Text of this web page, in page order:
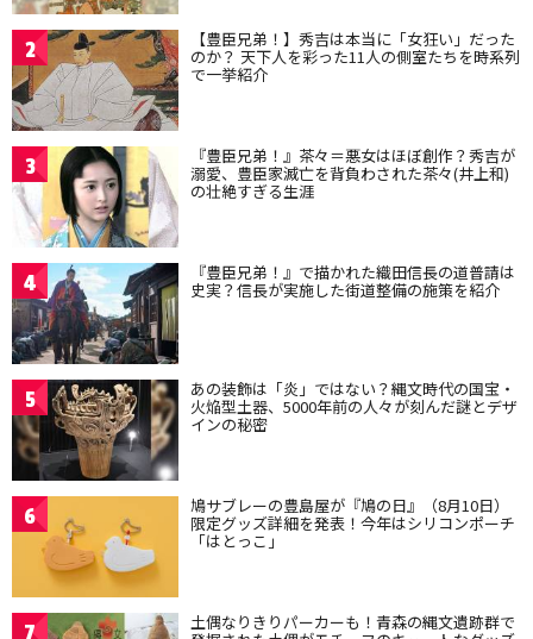
2 【豊臣兄弟！】秀吉は本当に「女狂い」だった
のか？ 天下人を彩った11人の側室たちを時系列
で一挙紹介
3 『豊臣兄弟！』茶々＝悪女はほぼ創作？秀吉が
溺愛、豊臣家滅亡を背負わされた茶々(井上和)
の壮絶すぎる生涯
4 『豊臣兄弟！』で描かれた織田信長の道普請は
史実？信長が実施した街道整備の施策を紹介
5 あの装飾は「炎」ではない？縄文時代の国宝・
火焔型土器、5000年前の人々が刻んだ謎とデザ
インの秘密
6 鳩サブレーの豊島屋が『鳩の日』（8月10日）
限定グッズ詳細を発表！今年はシリコンポーチ
「はとっこ」
7 土偶なりきりパーカーも！青森の縄文遺跡群で